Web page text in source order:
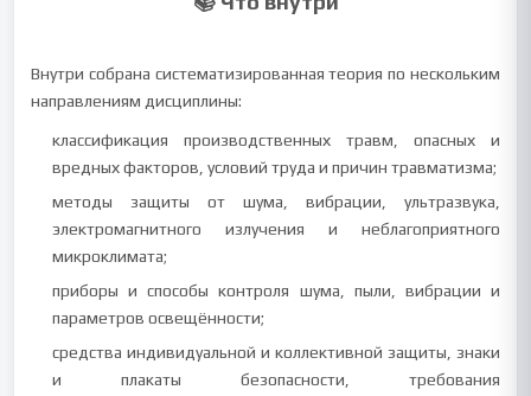
Внутри собрана систематизированная теория по нескольким
направлениям дисциплины:
классификация производственных травм, опасных и
вредных факторов, условий труда и причин травматизма;
методы защиты от шума, вибрации, ультразвука,
электромагнитного излучения и неблагоприятного
микроклимата;
приборы и способы контроля шума, пыли, вибрации и
параметров освещённости;
средства индивидуальной и коллективной защиты, знаки
и плакаты безопасности, требования